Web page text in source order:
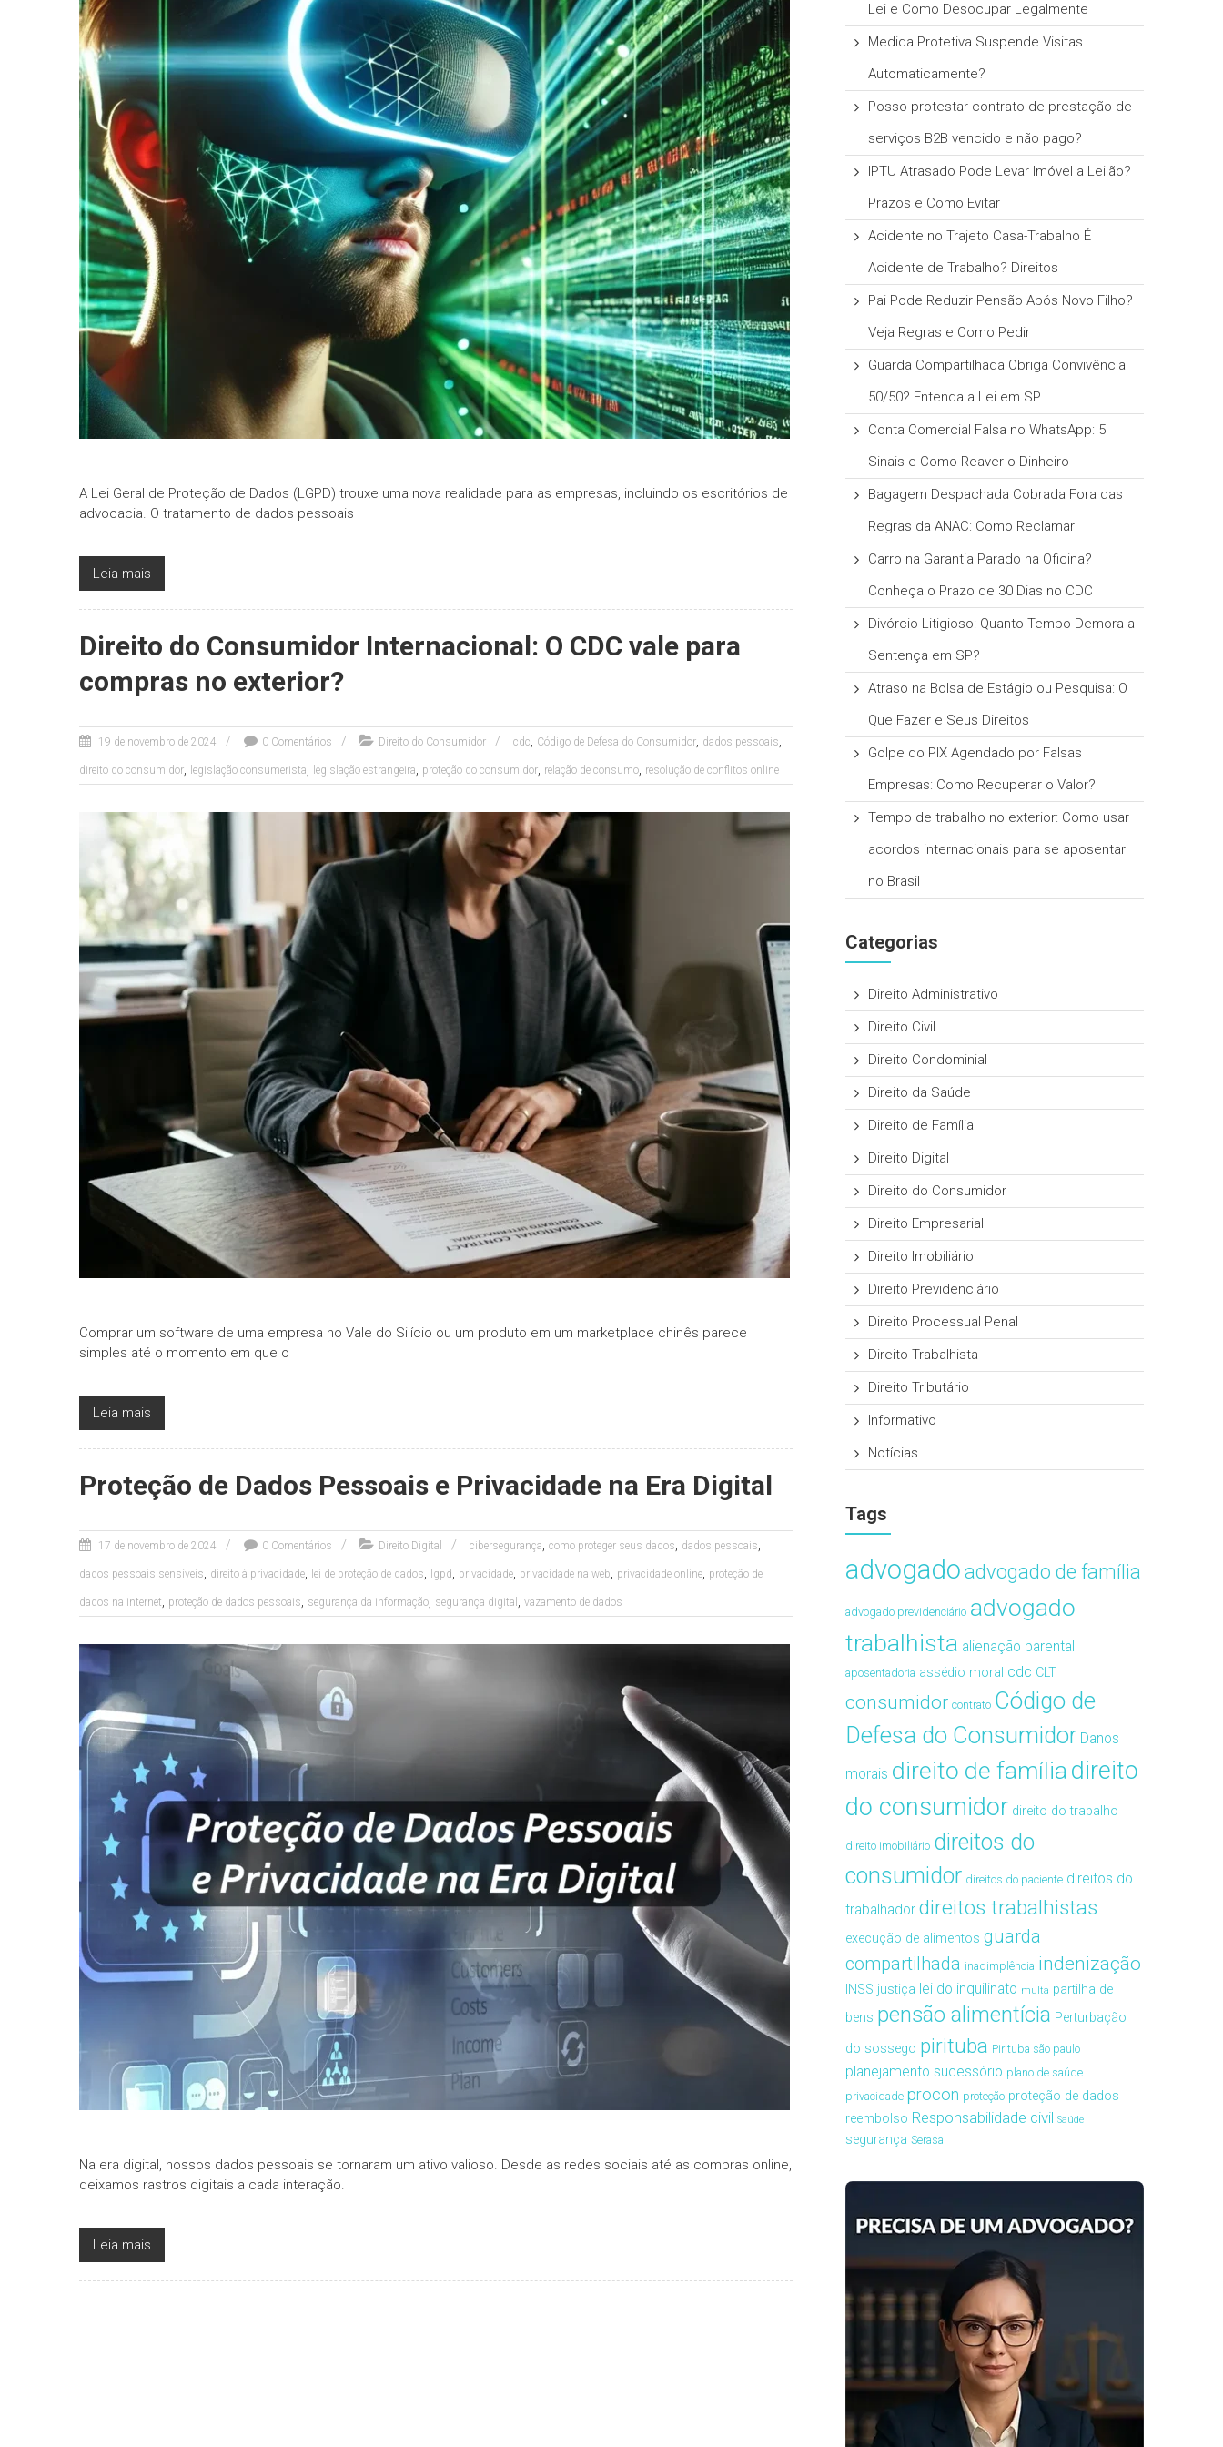
informe-nos
a sua
necessidade.
A Lei Geral de Proteção de Dados (LGPD) trouxe uma nova realidade para as empresas, incluindo os escritórios de
advocacia. O tratamento de dados pessoais
Leia mais
Direito do Consumidor Internacional: O CDC vale para
compras no exterior?
19 de novembro de 2024 0 Comentários Direito do Consumidor cdc, Código de Defesa do Consumidor, dados pessoais,
direito do consumidor, legislação consumerista, legislação estrangeira, proteção do consumidor, relação de consumo, resolução de conflitos online
Comprar um software de uma empresa no Vale do Silício ou um produto em um marketplace chinês parece
simples até o momento em que o
Leia mais
Proteção de Dados Pessoais e Privacidade na Era Digital
17 de novembro de 2024 0 Comentários Direito Digital cibersegurança, como proteger seus dados, dados pessoais,
dados pessoais sensíveis, direito à privacidade, lei de proteção de dados, lgpd , privacidade, privacidade na web, privacidade online, proteção de
dados na internet, proteção de dados pessoais, segurança da informação, segurança digital , vazamento de dados
Na era digital, nossos dados pessoais se tornaram um ativo valioso. Desde as redes sociais até as compras online,
deixamos rastros digitais a cada interação.
Leia mais
Lei e Como Desocupar Legalmente
Medida Protetiva Suspende Visitas
Automaticamente?
Posso protestar contrato de prestação de
serviços B2B vencido e não pago?
IPTU Atrasado Pode Levar Imóvel a Leilão?
Prazos e Como Evitar
Acidente no Trajeto Casa-Trabalho É
Acidente de Trabalho? Direitos
Pai Pode Reduzir Pensão Após Novo Filho?
Veja Regras e Como Pedir
Guarda Compartilhada Obriga Convivência
50/50? Entenda a Lei em SP
Conta Comercial Falsa no WhatsApp: 5
Sinais e Como Reaver o Dinheiro
Bagagem Despachada Cobrada Fora das
Regras da ANAC: Como Reclamar
Carro na Garantia Parado na Oficina?
Conheça o Prazo de 30 Dias no CDC
Divórcio Litigioso: Quanto Tempo Demora a
Sentença em SP?
Atraso na Bolsa de Estágio ou Pesquisa: O
Que Fazer e Seus Direitos
Golpe do PIX Agendado por Falsas
Empresas: Como Recuperar o Valor?
Tempo de trabalho no exterior: Como usar
acordos internacionais para se aposentar
no Brasil
Categorias
Direito Administrativo
Direito Civil
Direito Condominial
Direito da Saúde
Direito de Família
Direito Digital
Direito do Consumidor
Direito Empresarial
Direito Imobiliário
Direito Previdenciário
Direito Processual Penal
Direito Trabalhista
Direito Tributário
Informativo
Notícias
Tags
advogado advogado de família
advogado previdenciário advogado
trabalhista alienação parental
aposentadoria assédio moral cdc CLT
consumidor contrato Código de
Defesa do Consumidor Danos
morais direito de famíliadireito
do consumidor direito do trabalho
direito imobiliário direitos do
consumidor direitos do paciente direitos do
trabalhador direitos trabalhistas
execução de alimentos guarda
compartilhada inadimplência indenização
INSS justiça lei do inquilinato multa partilha de
bens pensão alimentícia Perturbação
do sossego pirituba Pirituba são paulo
planejamento sucessório plano de saúde
privacidade procon proteção proteção de dados
reembolso Responsabilidade civil Saúde
segurança Serasa